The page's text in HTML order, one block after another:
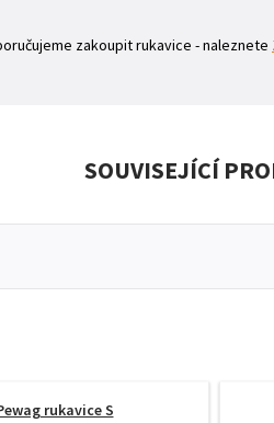
zakoupit rukavice - naleznete
SOUVISEJÍCÍ
rukavice S